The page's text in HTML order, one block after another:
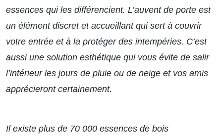
essences qui les différencient. L’auvent de porte est
un élément discret et accueillant qui sert à couvrir
votre entrée et à la protéger des intempéries. C’est
aussi une solution esthétique qui vous évite de salir
l’intérieur les jours de pluie ou de neige et vos amis
apprécieront certainement.
Il existe plus de 70 000 essences de bois